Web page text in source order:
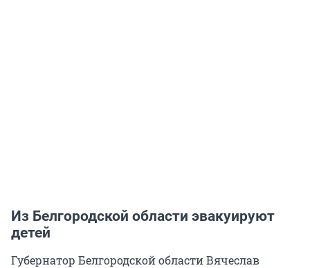
Из Белгородской области эвакуируют
детей
Губернатор Белгородской области Вячеслав